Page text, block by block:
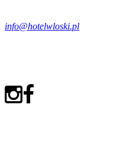
info@hotelwloski.pl